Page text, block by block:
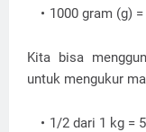
1000 gram (g)
Kita bisa
untuk mengukur
1/2 dari 1 kg =